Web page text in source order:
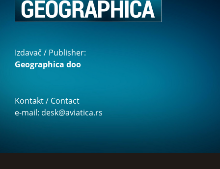
Izdavač / Publisher:
Geographica doo
Kontakt / Contact
e-mail: desk@aviatica.rs